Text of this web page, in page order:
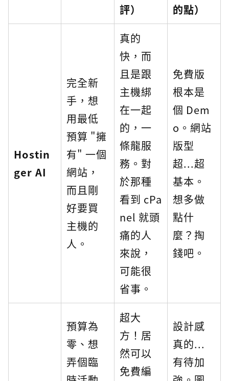
評）
的點）
Hostin
ger AI
完全新
手，想
用最低
預算 "擁
有" 一個
網站，
而且剛
好要買
主機的
人。
真的
快，而
且是跟
主機綁
在一起
的，一
條龍服
務。對
於那種
看到 cPa
nel 就頭
痛的人
來說，
可能很
省事。
免費版
根本是
個 Dem
o。網站
版型
超...超
基本。
想多做
點什
麼？掏
錢吧。
預算為
零、想
弄個臨
超大
方！居
然可以
免費編
設計感
真的...
有待加